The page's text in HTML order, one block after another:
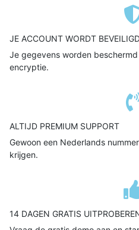
JE ACCOUNT WORDT
Je gegevens worden
encryptie.
ALTIJD PREMIUM SUPPORT
Gewoon een Nederlands
krijgen.
14 DAGEN GRATIS